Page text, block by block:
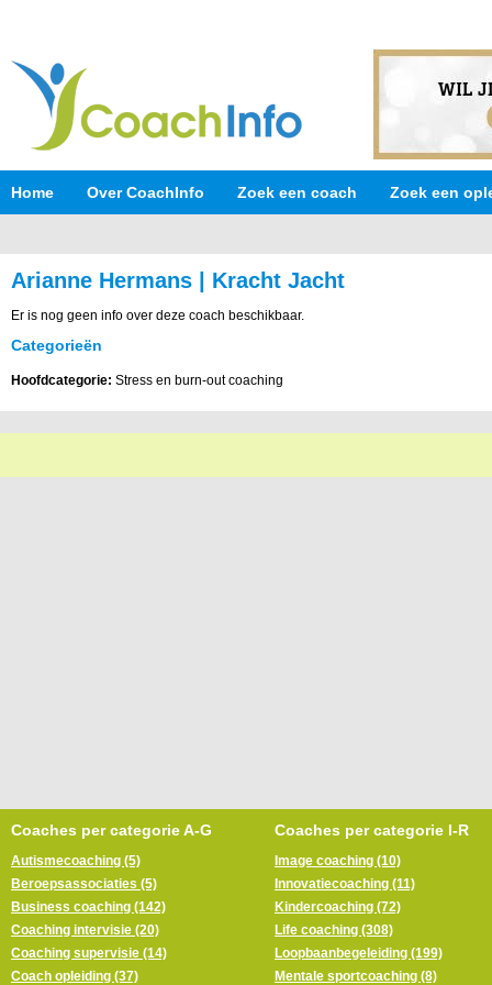
Home Over CoachInfo Zoek een coach Zoek een
Arianne Hermans | Kracht Jacht
Er is nog geen info over deze coach beschikbaar.
Categorieën
Hoofdcategorie: Stress en burn-out coaching
Coaches per categorie A-G
Autismecoaching (5)
Beroepsassociaties (5)
Business coaching (142)
Coaching intervisie (20)
Coaching supervisie (14)
Coach opleiding (37)
Coaches per categorie I-R
Image coaching (10)
Innovatiecoaching (11)
Kindercoaching (72)
Life coaching (308)
Loopbaanbegeleiding (199)
Mentale sportcoaching (8)